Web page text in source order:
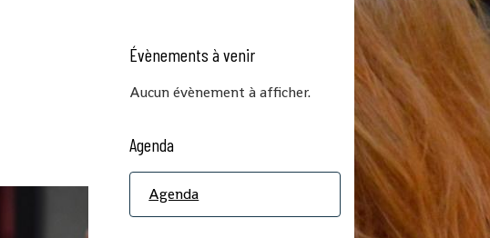
Évènements à venir
Aucun évènement à afficher.
Agenda
Agenda